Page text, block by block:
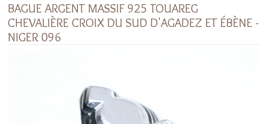
BAGUE ARGENT MASSIF 925 TOUAREG
CHEVALIÈRE CROIX DU SUD D'AGADEZ ET ÉBÈNE -
NIGER 096